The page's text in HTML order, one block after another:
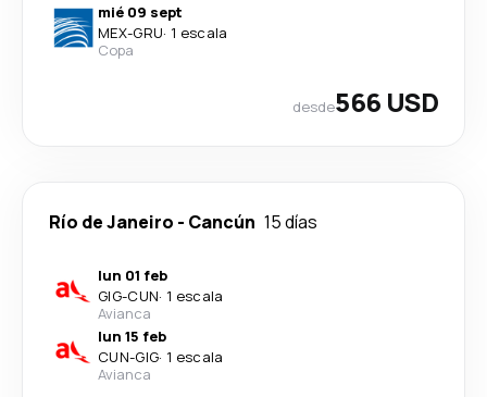
mié 09 sept
MEX-GRU· 1 escala
Copa
desde566 USD
Río de Janeiro - Cancún 15 días
lun 01 feb
GIG-CUN· 1 escala
Avianca
lun 15 feb
CUN-GIG· 1 escala
Avianca